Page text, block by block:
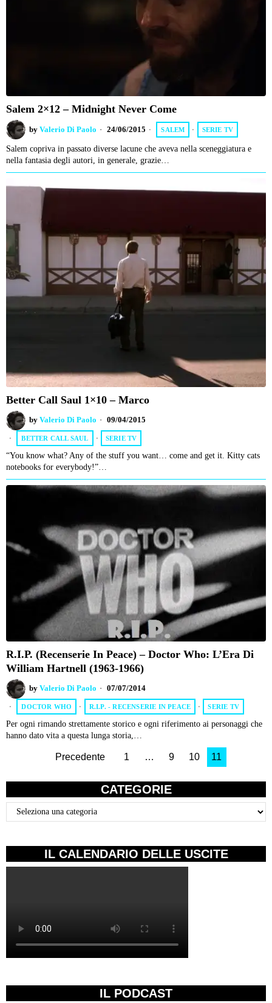
Salem 2×12 – Midnight Never Come
by Valerio Di Paolo 24/06/2015 SALEM · SERIE TV
Salem copriva in passato diverse lacune che aveva nella sceneggiatura e
nella fantasia degli autori, in generale, grazie…
Better Call Saul 1×10 – Marco
by Valerio Di Paolo 09/04/2015
BETTER CALL SAUL · SERIE TV
“You know what? Any of the stuff you want… come and get it. Kitty cats
notebooks for everybody!”…
R.I.P. (Recenserie In Peace) – Doctor Who: L’Era Di
William Hartnell (1963-1966)
by Valerio Di Paolo 07/07/2014
DOCTOR WHO · R.I.P. - RECENSERIE IN PEACE · SERIE TV
Per ogni rimando strettamente storico e ogni riferimento ai personaggi che
hanno dato vita a questa lunga storia,…
Precedente 1 … 9 10 11
CATEGORIE
Categorie
IL CALENDARIO DELLE USCITE
IL PODCAST